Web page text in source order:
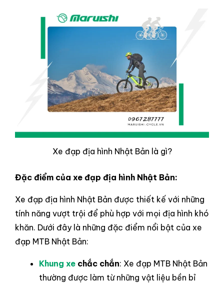
Xe đạp địa hình Nhật Bản là gì?
Đặc điểm của xe đạp địa hình Nhật Bản:
Xe đạp địa hình Nhật Bản được thiết kế với những
tính năng vượt trội để phù hợp với mọi địa hình khó
khăn. Dưới đây là những đặc điểm nổi bật của xe
đạp MTB Nhật Bản:
Khung xe chắc chắn: Xe đạp MTB Nhật Bản
thường được làm từ những vật liệu bền bỉ